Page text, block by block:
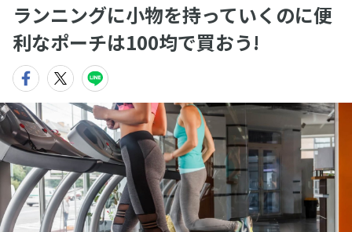
ランニングに小物を持っていくのに便
利なポーチは100均で買おう!